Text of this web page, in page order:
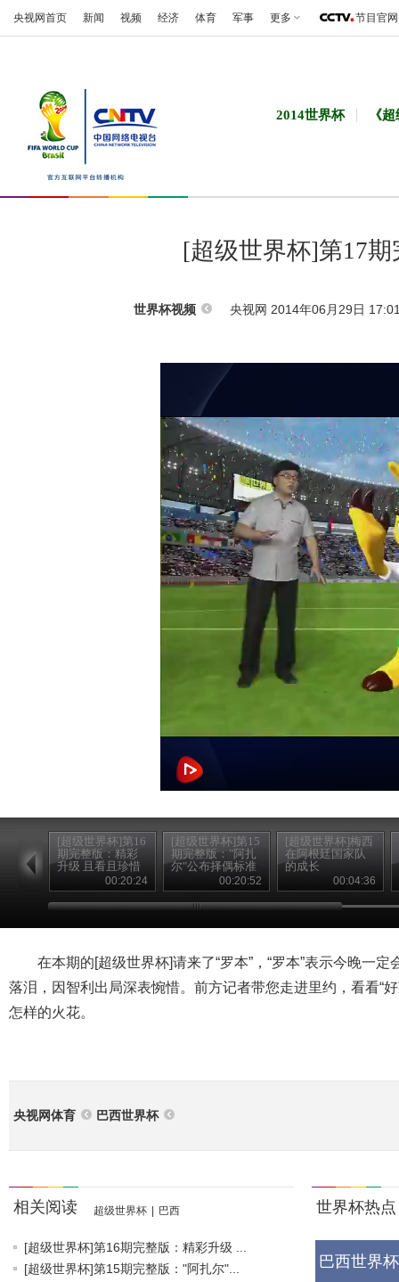
央视网首页 新闻 视频 经济 体育 军事 更多 节目官网
2014世界杯 《
[超级世界杯]第17
世界杯视频 央视网 2014年06月29日
[超级世界杯]第16
期完整版：精彩
升级 且看且珍惜
00:20:24
[超级世界杯]第15
期完整版："阿扎
尔"公布择偶标准
00:20:52
[超级世界杯]梅西
在阿根廷国家队
的成长
00:04:36
在本期的[超级世界杯]请来了“罗本”，“罗本”表示今晚一定
落泪，因智利出局深表惋惜。前方记者带您走进里约，看看“
怎样的火花。
央视网体育 巴西世界杯
相关阅读 超级世界杯 巴西
[超级世界杯]第16期完整版：精彩升级 ...
[超级世界杯]第15期完整版："阿扎尔"...
世界杯热点
巴西世界